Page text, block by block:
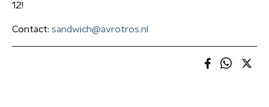
12!
Contact: sandwich@avrotros.nl